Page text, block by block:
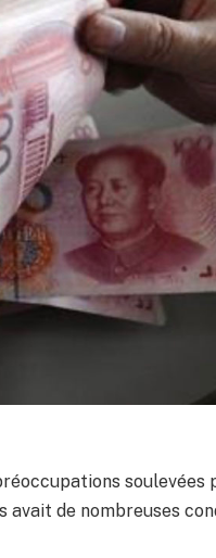
soulevées
de nombreuses